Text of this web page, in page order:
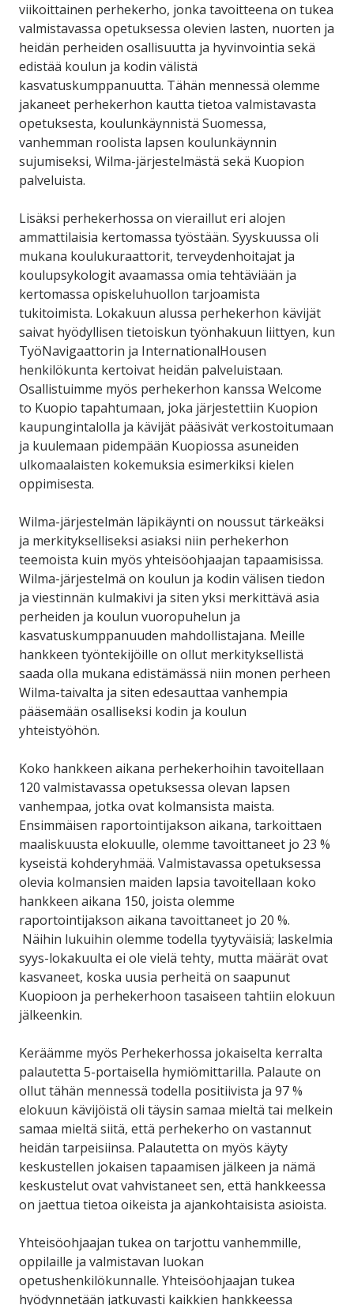
viikoittainen perhekerho, jonka tavoitteena on tukea
valmistavassa opetuksessa olevien lasten, nuorten ja
heidän perheiden osallisuutta ja hyvinvointia sekä
edistää koulun ja kodin välistä
kasvatuskumppanuutta. Tähän mennessä olemme
jakaneet perhekerhon kautta tietoa valmistavasta
opetuksesta, koulunkäynnistä Suomessa,
vanhemman roolista lapsen koulunkäynnin
sujumiseksi, Wilma-järjestelmästä sekä Kuopion
palveluista.
Lisäksi perhekerhossa on vieraillut eri alojen
ammattilaisia kertomassa työstään. Syyskuussa oli
mukana koulukuraattorit, terveydenhoitajat ja
koulupsykologit avaamassa omia tehtäviään ja
kertomassa opiskeluhuollon tarjoamista
tukitoimista. Lokakuun alussa perhekerhon kävijät
saivat hyödyllisen tietoiskun työnhakuun liittyen, kun
TyöNavigaattorin ja InternationalHousen
henkilökunta kertoivat heidän palveluistaan.
Osallistuimme myös perhekerhon kanssa Welcome
to Kuopio tapahtumaan, joka järjestettiin Kuopion
kaupungintalolla ja kävijät pääsivät verkostoitumaan
ja kuulemaan pidempään Kuopiossa asuneiden
ulkomaalaisten kokemuksia esimerkiksi kielen
oppimisesta.
Wilma-järjestelmän läpikäynti on noussut tärkeäksi
ja merkitykselliseksi asiaksi niin perhekerhon
teemoista kuin myös yhteisöohjaajan tapaamisissa.
Wilma-järjestelmä on koulun ja kodin välisen tiedon
ja viestinnän kulmakivi ja siten yksi merkittävä asia
perheiden ja koulun vuoropuhelun ja
kasvatuskumppanuuden mahdollistajana. Meille
hankkeen työntekijöille on ollut merkityksellistä
saada olla mukana edistämässä niin monen perheen
Wilma-taivalta ja siten edesauttaa vanhempia
pääsemään osalliseksi kodin ja koulun
yhteistyöhön.
Koko hankkeen aikana perhekerhoihin tavoitellaan
120 valmistavassa opetuksessa olevan lapsen
vanhempaa, jotka ovat kolmansista maista.
Ensimmäisen raportointijakson aikana, tarkoittaen
maaliskuusta elokuulle, olemme tavoittaneet jo 23 %
kyseistä kohderyhmää. Valmistavassa opetuksessa
olevia kolmansien maiden lapsia tavoitellaan koko
hankkeen aikana 150, joista olemme
raportointijakson aikana tavoittaneet jo 20 %.
Näihin lukuihin olemme todella tyytyväisiä; laskelmia
syys-lokakuulta ei ole vielä tehty, mutta määrät ovat
kasvaneet, koska uusia perheitä on saapunut
Kuopioon ja perhekerhoon tasaiseen tahtiin elokuun
jälkeenkin.
Keräämme myös Perhekerhossa jokaiselta kerralta
palautetta 5-portaisella hymiömittarilla. Palaute on
ollut tähän mennessä todella positiivista ja 97 %
elokuun kävijöistä oli täysin samaa mieltä tai melkein
samaa mieltä siitä, että perhekerho on vastannut
heidän tarpeisiinsa. Palautetta on myös käyty
keskustellen jokaisen tapaamisen jälkeen ja nämä
keskustelut ovat vahvistaneet sen, että hankkeessa
on jaettua tietoa oikeista ja ajankohtaisista asioista.
Yhteisöohjaajan tukea on tarjottu vanhemmille,
oppilaille ja valmistavan luokan
opetushenkilökunnalle. Yhteisöohjaajan tukea
hyödynnetään jatkuvasti kaikkien hankkeessa